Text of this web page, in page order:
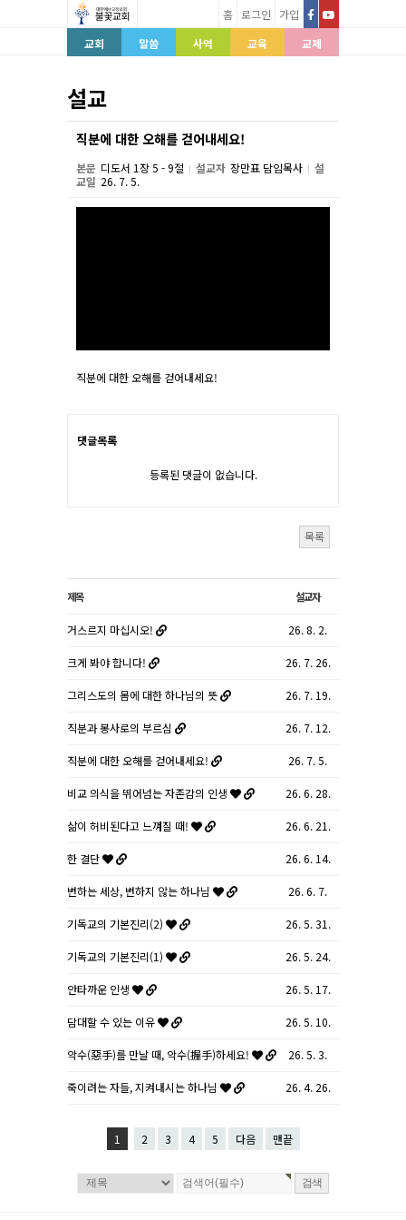
홈 로그인
가입
교회
말씀 사역 교육 교제
설교
직분에 대한 오해를 걷어내세요!
본문 디도서 1장 5 - 9절 | 설교자 장만표 담임목사 | 설
교일 26. 7. 5.
직분에 대한 오해를 걷어내세요!
댓글목록
등록된 댓글이 없습니다.
목록
제목 설교자
거스르지 마십시오! 26. 8. 2.
크게 봐야 합니다! 26. 7. 26.
그리스도의 몸에 대한 하나님의 뜻 26. 7. 19.
직분과 봉사로의 부르심 26. 7. 12.
직분에 대한 오해를 걷어내세요! 26. 7. 5.
비교 의식을 뛰어넘는 자존감의 인생 26. 6. 28.
삶이 허비된다고 느껴질 때! 26. 6. 21.
한 결단 26. 6. 14.
변하는 세상, 변하지 않는 하나님 26. 6. 7.
기독교의 기본진리(2) 26. 5. 31.
기독교의 기본진리(1) 26. 5. 24.
안타까운 인생 26. 5. 17.
담대할 수 있는 이유 26. 5. 10.
악수(惡手)를 만날 때, 악수(握手)하세요! 26. 5. 3.
죽이려는 자들, 지켜내시는 하나님 26. 4. 26.
1 2 3 4 5 다음 맨끝